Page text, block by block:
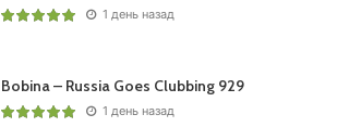
1 день назад
Bobina – Russia Goes Clubbing 929
1 день назад